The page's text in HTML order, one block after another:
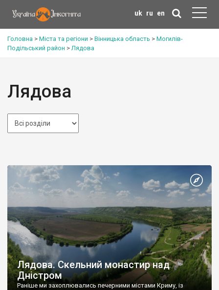
uk ru en
Головна > Міста та регіони > Вінницька область > Могилів-
Подільський район >Лядова
Лядова
Лядова. Скельний монастир над
Дністром
Раніше ми захоплювались печерними містами Криму, із